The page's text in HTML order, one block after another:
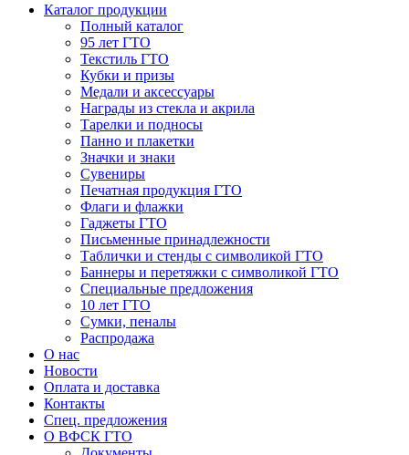
Каталог продукции
Полный каталог
95 лет ГТО
Текстиль ГТО
Кубки и призы
Медали и аксессуары
Награды из стекла и акрила
Тарелки и подносы
Панно и плакетки
Значки и знаки
Сувениры
Печатная продукция ГТО
Флаги и флажки
Гаджеты ГТО
Письменные принадлежности
Таблички и стенды с символикой ГТО
Баннеры и перетяжки с символикой ГТО
Специальные предложения
10 лет ГТО
Сумки, пеналы
Распродажа
О нас
Новости
Оплата и доставка
Контакты
Спец. предложения
О ВФСК ГТО